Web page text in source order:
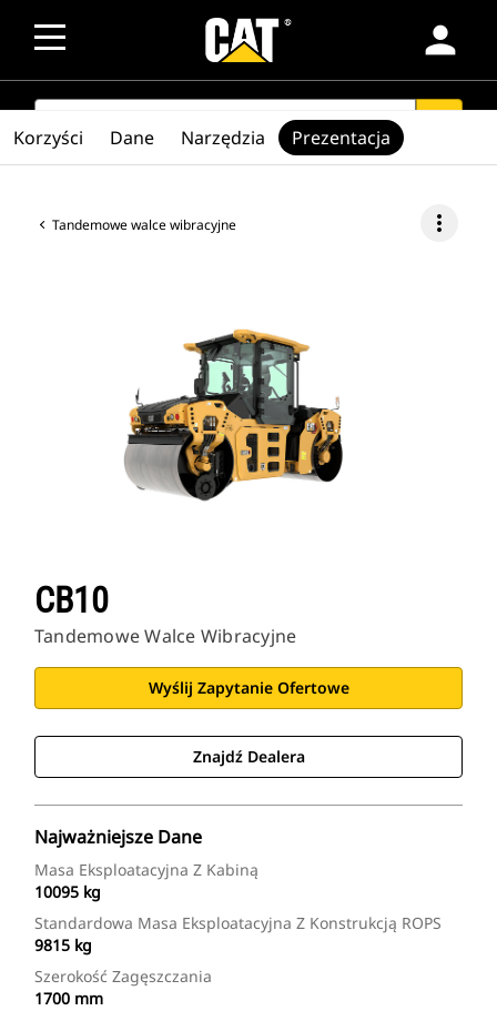
person
SEARCH
Tandemowe walce wibracyjne more_vert
CB10
Tandemowe Walce Wibracyjne
Wyślij Zapytanie Ofertowe
Znajdź Dealera
Najważniejsze Dane
Masa Eksploatacyjna Z Kabiną
10095 kg
Standardowa Masa Eksploatacyjna Z Konstrukcją ROPS
9815 kg
Szerokość Zagęszczania
1700 mm
Korzyści Dane Narzędzia Prezentacja